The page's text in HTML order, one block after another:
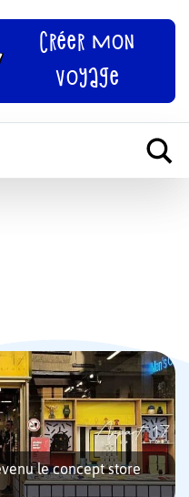
Créer mon
voyage
le concept store